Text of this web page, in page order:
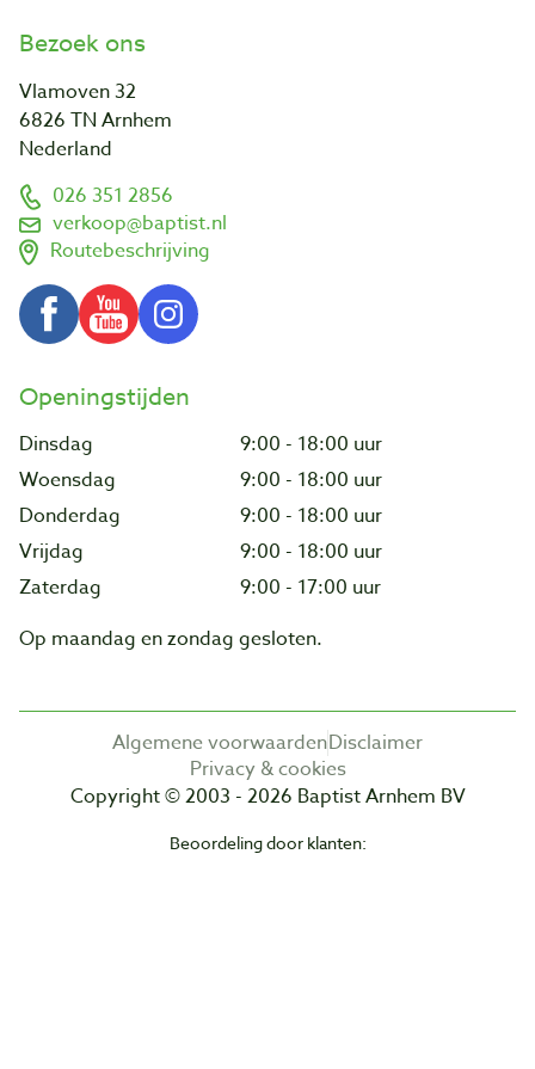
Bezoek ons
Vlamoven 32
6826 TN Arnhem
Nederland
026 351 2856
verkoop@baptist.nl
Routebeschrijving
Openingstijden
Dinsdag
9:00 - 18:00 uur
Woensdag
9:00 - 18:00 uur
Donderdag
9:00 - 18:00 uur
Vrijdag
9:00 - 18:00 uur
Zaterdag
9:00 - 17:00 uur
Op maandag en zondag gesloten.
Algemene voorwaardenDisclaimer
Privacy & cookies
Copyright © 2003 - 2026 Baptist Arnhem BV
Beoordeling door klanten: